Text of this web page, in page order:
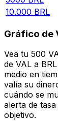
10.000 BRL
Gráfico de
Vea tu 500
de VAL a
medio en
valía su
cuándo se
alerta de
objetivo.